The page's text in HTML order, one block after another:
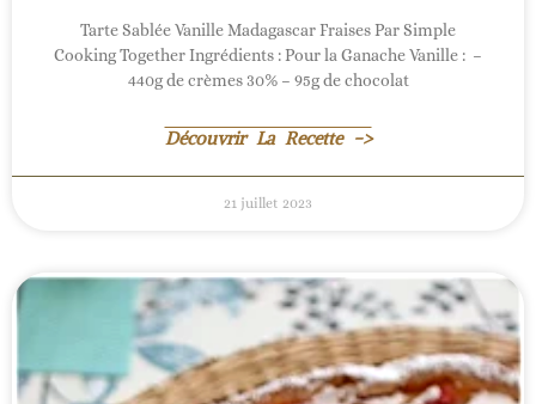
Tarte Sablée Vanille Madagascar Fraises Par Simple
Cooking Together Ingrédients : Pour la Ganache Vanille : –
440g de crèmes 30% – 95g de chocolat
Découvrir La Recette ->
21 juillet 2023